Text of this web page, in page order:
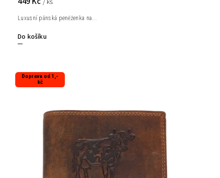
/ ks
Do košíku
Luxusní pánská peněženka na...
Doprava od 1,-
kč